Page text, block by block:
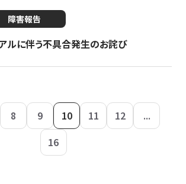
障害報告
アルに伴う不具合発生のお詫び
8 9 10 11 12
...
16